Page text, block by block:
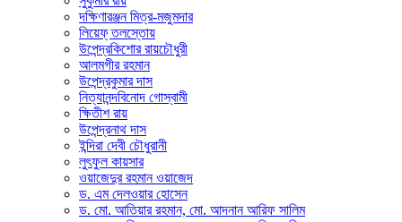
দক্ষিণারঞ্জন মিত্র-মজুমদার
লিয়েফ্ তলস্তোয়
উপেন্দ্রকিশোর রায়চৌধুরী
আলমগীর রহমান
উপেন্দ্রকুমার দাস
নিত্যানন্দবিনোদ গোস্বামী
ক্ষিতীশ রায়
উপেন্দ্রনাথ দাস
ইন্দিরা দেবী চৌধুরানী
লুৎফুল কায়সার
ওয়াজেদুর রহমান ওয়াজেদ
ড. এম দেলওয়ার হোসেন
ড. মো. আতিয়ার রহমান, মো. আদনান আরিফ সালিম